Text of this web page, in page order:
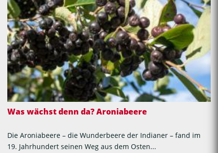
Was wächst denn da? Aroniabeere
Die Aroniabeere – die Wunderbeere der Indianer – fand im
19. Jahrhundert seinen Weg aus dem Osten...